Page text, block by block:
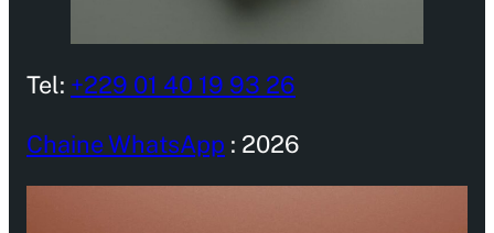
Tel: +229 01 40 19 93 26
Chaine WhatsApp : 2026